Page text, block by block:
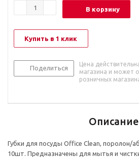
В корзину
Купить в 1 клик
Поделиться
Цена
магазина и может
розничных
Описание
Губки для посуды Office Clean, поролон/
10шт. Предназначены для мытья и